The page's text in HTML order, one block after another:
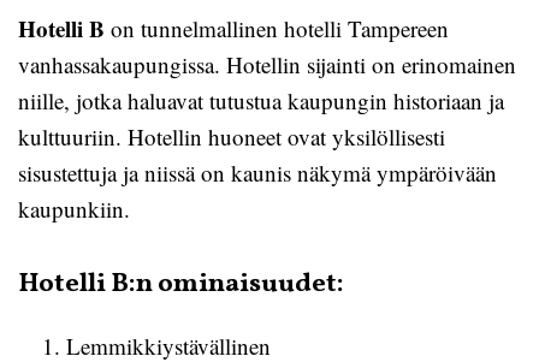
Hotelli B on tunnelmallinen hotelli Tampereen
vanhassakaupungissa. Hotellin sijainti on erinomainen
niille, jotka haluavat tutustua kaupungin historiaan ja
kulttuuriin. Hotellin huoneet ovat yksilöllisesti
sisustettuja ja niissä on kaunis näkymä ympäröivään
kaupunkiin.
Hotelli B:n ominaisuudet:
Lemmikkiystävällinen